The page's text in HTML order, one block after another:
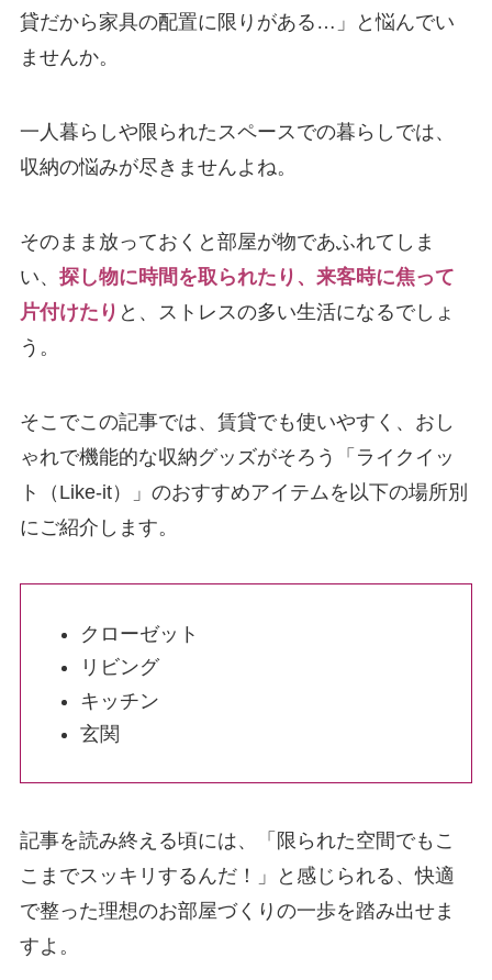
貸だから家具の配置に限りがある…」と悩んでい
ませんか。
一人暮らしや限られたスペースでの暮らしでは、
収納の悩みが尽きませんよね。
そのまま放っておくと部屋が物であふれてしま
い、 探し物に時間を取られたり、来客時に焦って
片付けたり と、ストレスの多い生活になるでしょ
う。
そこでこの記事では、賃貸でも使いやすく、おし
ゃれで機能的な収納グッズがそろう「ライクイッ
ト（Like-it）」のおすすめアイテムを以下の場所別
にご紹介します。
クローゼット
リビング
キッチン
玄関
記事を読み終える頃には、「限られた空間でもこ
こまでスッキリするんだ！」と感じられる、快適
で整った理想のお部屋づくりの一歩を踏み出せま
すよ。